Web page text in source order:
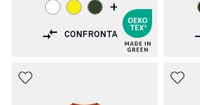
+
CONFRONTA